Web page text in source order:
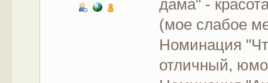
дама" -
(мое слабое
Номинация
отличный,